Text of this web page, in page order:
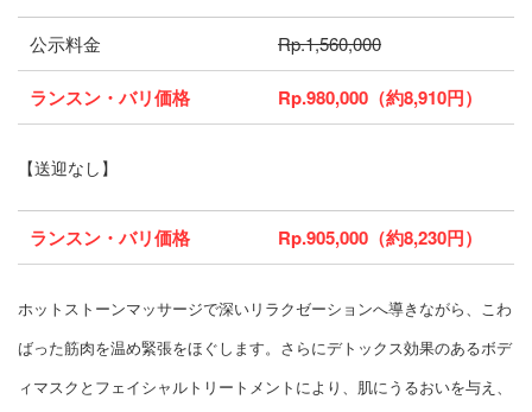
公示料金 Rp.1,560,000
ランスン・バリ価格 Rp.980,000（約8,910円）
【送迎なし】
ランスン・バリ価格 Rp.905,000（約8,230円）
ホットストーンマッサージで深いリラクゼーションへ導きながら、こわ
ばった筋肉を温め緊張をほぐします。さらにデトックス効果のあるボデ
ィマスクとフェイシャルトリートメントにより、肌にうるおいを与え、